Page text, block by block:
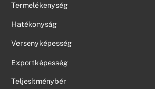
Termelékenység
Hatékonyság
Versenyképesség
Exportképesség
Teljesítménybér